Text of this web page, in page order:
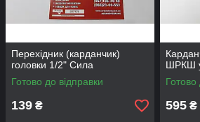
Перехідник (карданчик)
головки 1/2" Сила
Готово до відправки
139 ₴
ШРКШ
Готово
595 ₴